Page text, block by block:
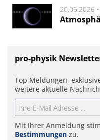
20.05.2026 •
pro-physik
Top Meldungen,
weitere aktuelle
Mit Ihrer Anmeldung
Bestimmungen zu.